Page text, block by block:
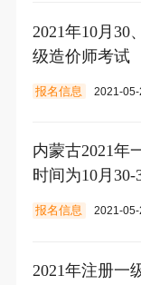
2021年10月30
级造价师考试
报名信息 2021-05-
内蒙古2021年
时间为10月30-
报名信息 2021-05-
2021年注册一